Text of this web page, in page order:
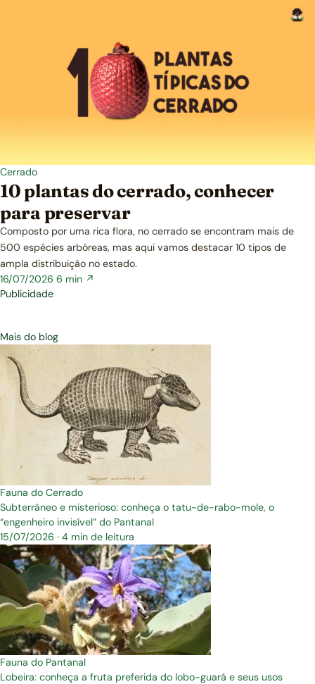
Cerrado
10 plantas do cerrado, conhecer
para preservar
Composto por uma rica flora, no cerrado se encontram mais de
500 espécies arbóreas, mas aqui vamos destacar 10 tipos de
ampla distribuição no estado.
16/07/2026 6 min ↗
Publicidade
Mais do blog
Fauna do Cerrado
Subterrâneo e misterioso: conheça o tatu-de-rabo-mole, o
“engenheiro invisível” do Pantanal
15/07/2026 · 4 min de leitura
Fauna do Pantanal
Lobeira: conheça a fruta preferida do lobo-guará e seus usos